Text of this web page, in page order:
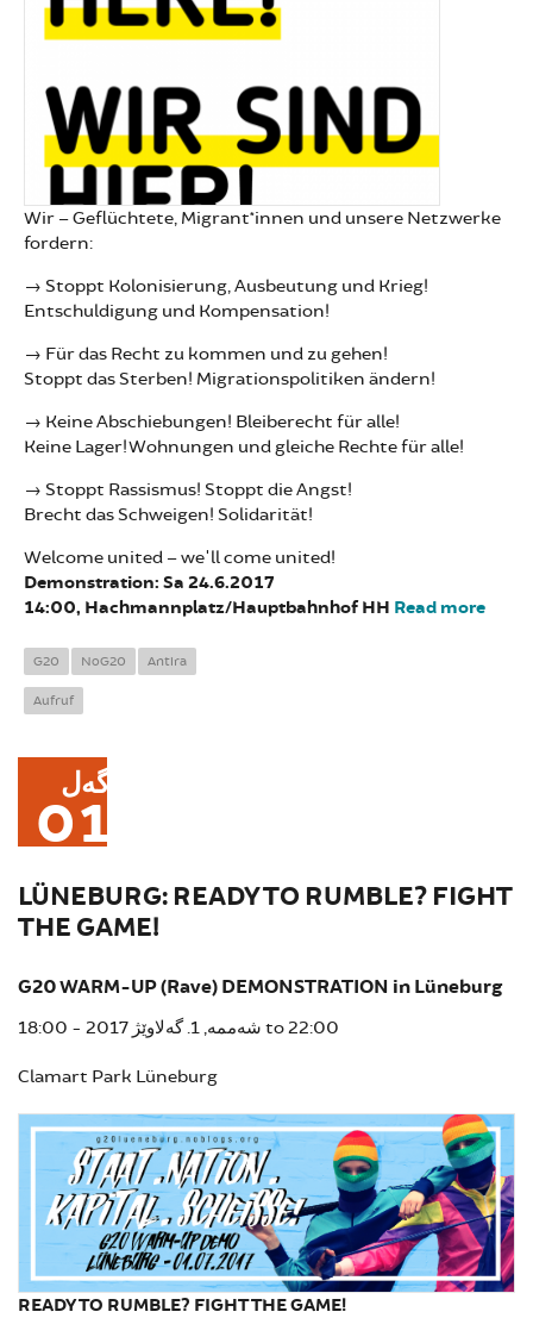
Wir – Geflüchtete, Migrant*innen und unsere Netzwerke
fordern:
→ Stoppt Kolonisierung, Ausbeutung und Krieg!
Entschuldigung und Kompensation!
→ Für das Recht zu kommen und zu gehen!
Stoppt das Sterben! Migrationspolitiken ändern!
→ Keine Abschiebungen! Bleiberecht für alle!
Keine Lager! Wohnungen und gleiche Rechte für alle!
→ Stoppt Rassismus! Stoppt die Angst!
Brecht das Schweigen! Solidarität!
Welcome united – we'll come united!
Demonstration: Sa 24.6.2017
14:00, Hachmannplatz/Hauptbahnhof HH Read more
G20 NoG20 Antira
Aufruf
گەل
01
LÜNEBURG: READY TO RUMBLE? FIGHT
THE GAME!
G20 WARM-UP (Rave) DEMONSTRATION in Lüneburg
شەممە, 1. گەلاوێژ 2017 - 18:00 to22:00
Clamart Park Lüneburg
READY TO RUMBLE? FIGHT THE GAME!